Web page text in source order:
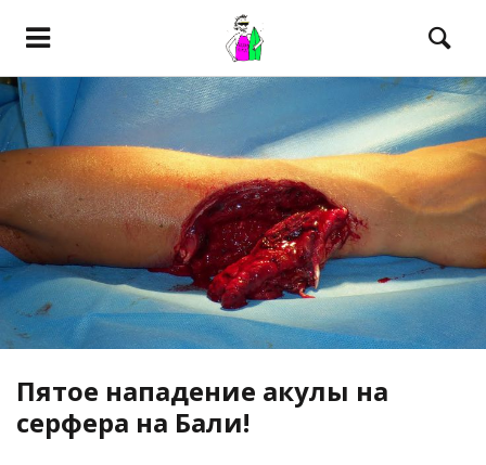
Пятое нападение акулы на
серфера на Бали!